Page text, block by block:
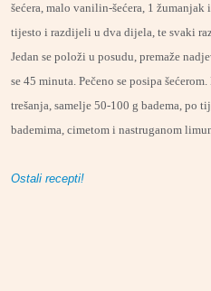
šećera, malo vanilin-šećera, 1
tijesto i razdijeli u dva dijela, te svaki
Jedan se položi u posudu, premaže
se 45 minuta. Pečeno se posipa
trešanja, samelje 50-100 g badema, po
bademima, cimetom i nastruganom
Ostali recepti!